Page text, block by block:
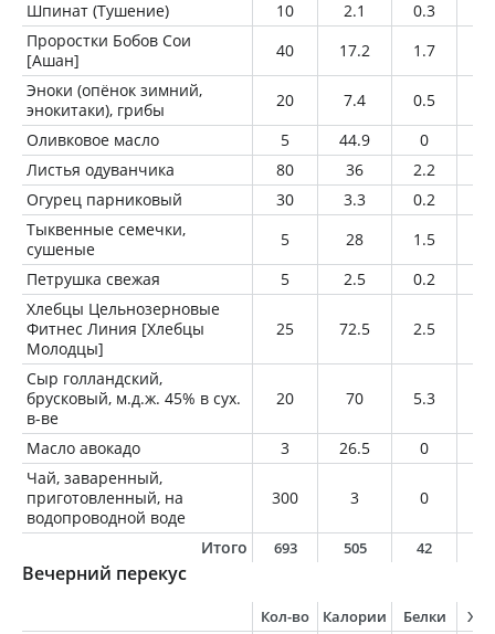
Шпинат (Тушение)
10 2.1 0.3
Проростки Бобов Сои
[Ашан]
40 17.2 1.7
Эноки (опёнок зимний,
энокитаки), грибы
20 7.4 0.5
Оливковое масло
5 44.9 0
Листья одуванчика
80 36 2.2
Огурец парниковый
30 3.3 0.2
Тыквенные семечки,
сушеные
5 28 1.5
Петрушка свежая
5 2.5 0.2
Хлебцы Цельнозерновые
Фитнес Линия [Хлебцы
Молодцы]
25 72.5 2.5
Сыр голландский,
брусковый, м.д.ж. 45% в сух.
в-ве
20 70 5.3
Масло авокадо 3 26.5 0
Чай, заваренный,
приготовленный, на
водопроводной воде
300 3 0
Итого 693 505 42
Вечерний перекус
Кол-во Калории Белки